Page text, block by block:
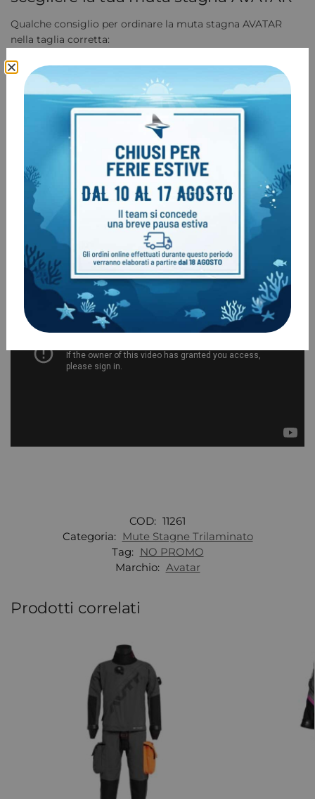
Qualche consiglio per ordinare la muta stagna AVATAR
nella taglia corretta:
Prendi le misure con degli indumenti leggeri
Non prendere le misure da solo, ma fatti aiutare da
qualcuno
Le misure della tabella sopra tengono conto del
sottomuta pesante (tipo 400gr)
Se hai qualche dubbio chiamaci al numero 045
7650168 saremo felici di aiutarti a scegliere la taglia
corretta
Sostituzione gratuita:Non preoccuparti se la taglia che
riceverai non sarà corretta, sarà sostituita nel minor
tempo possibile.
COD: 11261
Categoria: Mute Stagne Trilaminato
Tag: NO PROMO
Marchio: Avatar
Prodotti correlati